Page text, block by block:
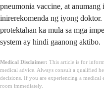
pneumonia vaccine, at anumang
inirerekomenda ng iyong
protektahan ka mula sa mga
system ay hindi gaanong aktibo.
Medical Disclaimer: This article is for
medical advice. Always consult a qualified
decisions. If you are experiencing a medical
room immediately.